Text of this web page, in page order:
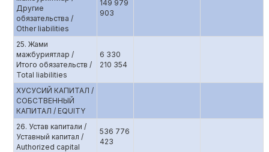
Другие
обязательства /
Other liabilities
149 979
903
25. Жами
мажбуриятлар /
Итого обязательств /
Total liabilities
6 330
210 354
ХУСУСИЙ КАПИТАЛ /
СОБСТВЕННЫЙ
КАПИТАЛ / EQUITY
26. Устав капитали /
Уставный капитал /
Authorized capital
536 776
423